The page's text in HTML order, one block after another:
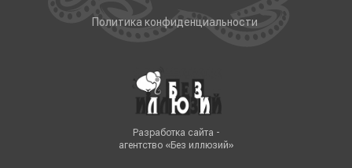
Политика конфиденциальности
Разработка сайта -
агентство «Без иллюзий»